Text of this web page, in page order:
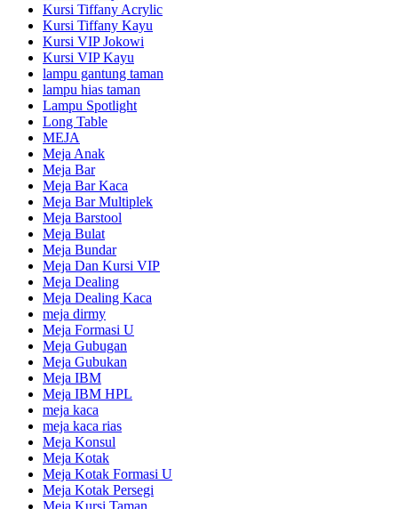
Kursi Tiffany Acrylic
Kursi Tiffany Kayu
Kursi VIP Jokowi
Kursi VIP Kayu
lampu gantung taman
lampu hias taman
Lampu Spotlight
Long Table
MEJA
Meja Anak
Meja Bar
Meja Bar Kaca
Meja Bar Multiplek
Meja Barstool
Meja Bulat
Meja Bundar
Meja Dan Kursi VIP
Meja Dealing
Meja Dealing Kaca
meja dirmy
Meja Formasi U
Meja Gubugan
Meja Gubukan
Meja IBM
Meja IBM HPL
meja kaca
meja kaca rias
Meja Konsul
Meja Kotak
Meja Kotak Formasi U
Meja Kotak Persegi